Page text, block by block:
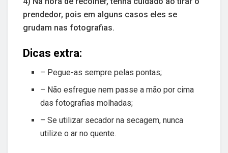
prendedor, pois em alguns casos eles se
grudam nas fotografias.
Dicas extra:
– Pegue-as sempre pelas pontas;
– Não esfregue nem passe a mão por cima
das fotografias molhadas;
– Se utilizar secador na secagem, nunca
utilize o ar no quente.